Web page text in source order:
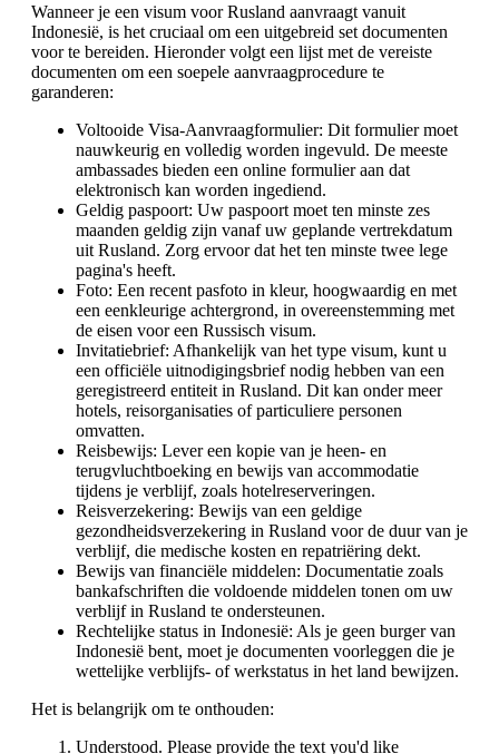
Wanneer je een visum voor Rusland aanvraagt vanuit
Indonesië, is het cruciaal om een uitgebreid set documenten
voor te bereiden. Hieronder volgt een lijst met de vereiste
documenten om een soepele aanvraagprocedure te
garanderen:
Voltooide Visa-Aanvraagformulier: Dit formulier moet
nauwkeurig en volledig worden ingevuld. De meeste
ambassades bieden een online formulier aan dat
elektronisch kan worden ingediend.
Geldig paspoort: Uw paspoort moet ten minste zes
maanden geldig zijn vanaf uw geplande vertrekdatum
uit Rusland. Zorg ervoor dat het ten minste twee lege
pagina's heeft.
Foto: Een recent pasfoto in kleur, hoogwaardig en met
een eenkleurige achtergrond, in overeenstemming met
de eisen voor een Russisch visum.
Invitatiebrief: Afhankelijk van het type visum, kunt u
een officiële uitnodigingsbrief nodig hebben van een
geregistreerd entiteit in Rusland. Dit kan onder meer
hotels, reisorganisaties of particuliere personen
omvatten.
Reisbewijs: Lever een kopie van je heen- en
terugvluchtboeking en bewijs van accommodatie
tijdens je verblijf, zoals hotelreserveringen.
Reisverzekering: Bewijs van een geldige
gezondheidsverzekering in Rusland voor de duur van je
verblijf, die medische kosten en repatriëring dekt.
Bewijs van financiële middelen: Documentatie zoals
bankafschriften die voldoende middelen tonen om uw
verblijf in Rusland te ondersteunen.
Rechtelijke status in Indonesië: Als je geen burger van
Indonesië bent, moet je documenten voorleggen die je
wettelijke verblijfs- of werkstatus in het land bewijzen.
Het is belangrijk om te onthouden:
Understood. Please provide the text you'd like